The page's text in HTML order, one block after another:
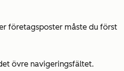
företagsposter måste du först
övre navigeringsfältet.